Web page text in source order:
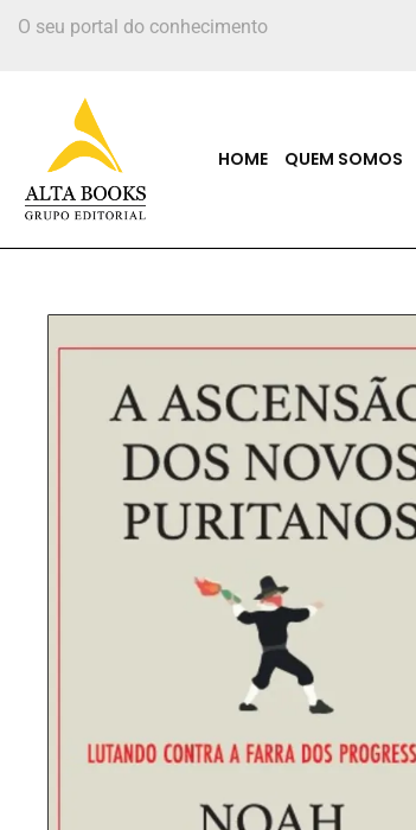
O seu portal do conhecimento
HOME QUEM SOMOS